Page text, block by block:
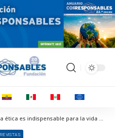
Corresponsables > Entrevistas > “La ética es indispensable para la vida de las personas y de los pueblos”